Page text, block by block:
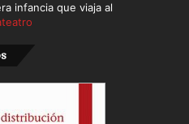
infancia que viaja al
más